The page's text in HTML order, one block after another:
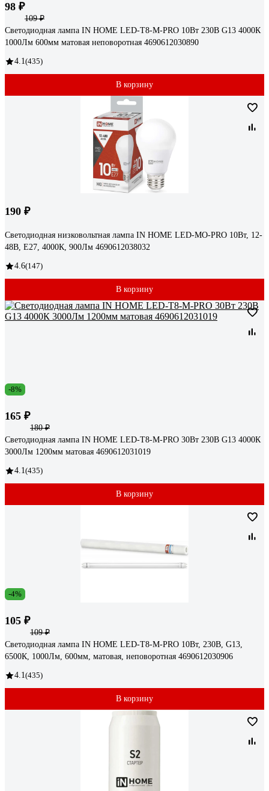
98 ₽
109 ₽
Светодиодная лампа IN HOME LED-T8-М-PRO 10Вт 230В G13 4000К
1000Лм 600мм матовая неповоротная 4690612030890
4.1(435)
В корзину
190 ₽
Светодиодная низковольтная лампа IN HOME LED-MO-PRO 10Вт, 12-
48В, Е27, 4000К, 900Лм 4690612038032
4.6(147)
В корзину
-8%
165 ₽
180 ₽
Светодиодная лампа IN HOME LED-T8-М-PRO 30Вт 230В G13 4000К
3000Лм 1200мм матовая 4690612031019
4.1(435)
В корзину
-4%
105 ₽
109 ₽
Светодиодная лампа IN HOME LED-T8-М-PRO 10Вт, 230В, G13,
6500К, 1000Лм, 600мм, матовая, неповоротная 4690612030906
4.1(435)
В корзину